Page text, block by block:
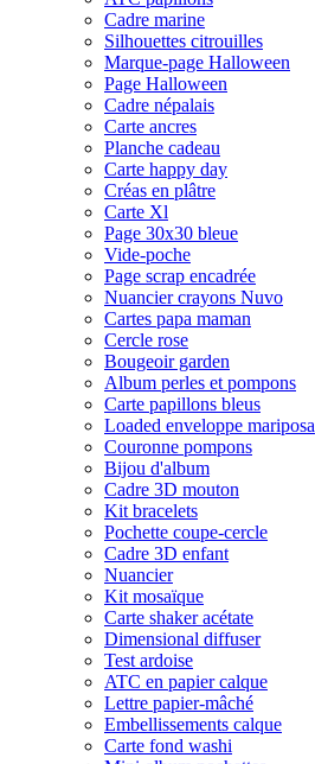
Cadre marine
Silhouettes citrouilles
Marque-page Halloween
Page Halloween
Cadre népalais
Carte ancres
Planche cadeau
Carte happy day
Créas en plâtre
Carte Xl
Page 30x30 bleue
Vide-poche
Page scrap encadrée
Nuancier crayons Nuvo
Cartes papa maman
Cercle rose
Bougeoir garden
Album perles et pompons
Carte papillons bleus
Loaded enveloppe mariposa
Couronne pompons
Bijou d'album
Cadre 3D mouton
Kit bracelets
Pochette coupe-cercle
Cadre 3D enfant
Nuancier
Kit mosaïque
Carte shaker acétate
Dimensional diffuser
Test ardoise
ATC en papier calque
Lettre papier-mâché
Embellissements calque
Carte fond washi